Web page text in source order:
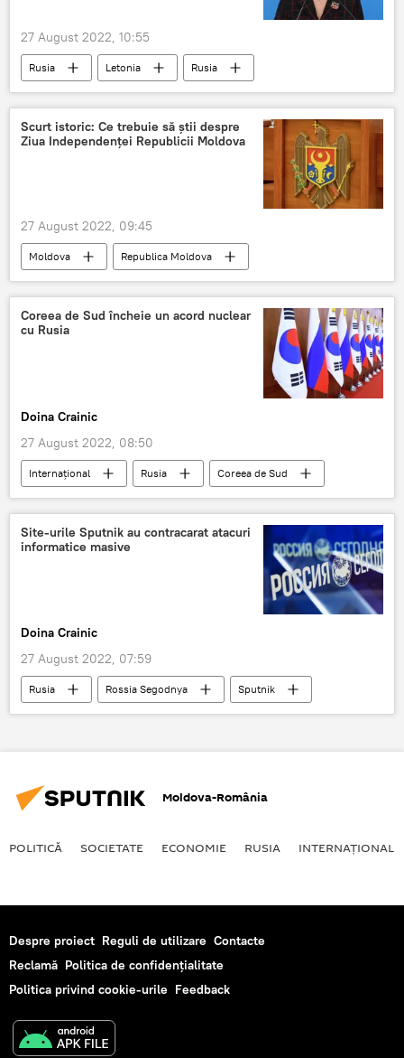
27 August 2022, 10:55
Rusia Letonia
Rusia
Maria Zaharova
Ministerul Afacerilor Externe
Scurt istoric: Ce trebuie să știi despre
Ziua Independenței Republicii Moldova
27 August 2022, 09:45
Moldova
Republica Moldova
Ziua Independenței Republicii Moldova
ONU
Chișinău
Coreea de Sud încheie un acord nuclear
cu Rusia
Doina Crainic
27 August 2022, 08:50
Internaţional Rusia
Coreea de Sud
centrală nucleară
Egipt Rosatom
Site-urile Sputnik au contracarat atacuri
informatice masive
Doina Crainic
27 August 2022, 07:59
Rusia Rossia Segodnya
Sputnik
Rusia
Atac cibernetic
Moldova-România
POLITICĂ SOCIETATE ECONOMIE RUSIA INTERNAŢIONAL
Despre proiect Reguli de utilizare Contacte
Reclamă Politica de confidențialitate
Politica privind cookie-urile Feedback